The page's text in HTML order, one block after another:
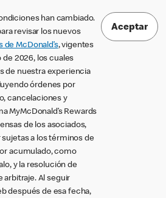
han cambiado.
revisar los nuevos
de McDonald’s, vigentes
de 2026, los cuales
de nuestra experiencia
órdenes por
cancelaciones y
MyMcDonald’s Rewards
de los asociados,
a los términos de
acumulado, como
y la resolución de
arbitraje. Al seguir
después de esa fecha,
Aceptar